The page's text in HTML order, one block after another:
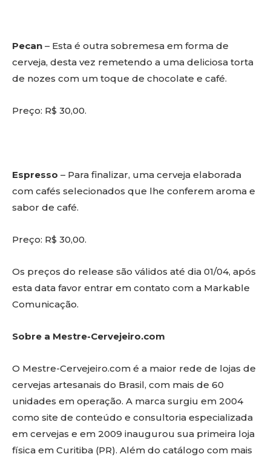
Pecan – Esta é outra sobremesa em forma de
cerveja, desta vez remetendo a uma deliciosa torta
de nozes com um toque de chocolate e café.
Preço: R$ 30,00.
Espresso – Para finalizar, uma cerveja elaborada
com cafés selecionados que lhe conferem aroma e
sabor de café.
Preço: R$ 30,00.
Os preços do release são válidos até dia 01/04, após
esta data favor entrar em contato com a Markable
Comunicação.
Sobre a Mestre-Cervejeiro.com
O Mestre-Cervejeiro.com é a maior rede de lojas de
cervejas artesanais do Brasil, com mais de 60
unidades em operação. A marca surgiu em 2004
como site de conteúdo e consultoria especializada
em cervejas e em 2009 inaugurou sua primeira loja
física em Curitiba (PR). Além do catálogo com mais